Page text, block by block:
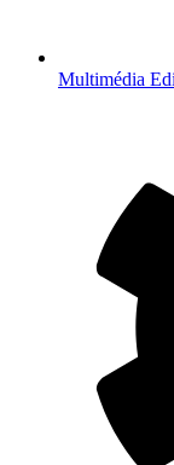
Multimédia